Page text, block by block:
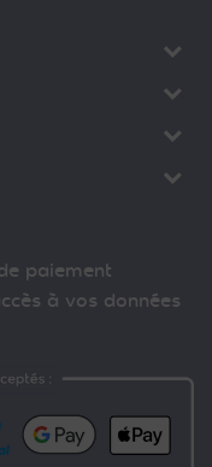
paiement
à vos données